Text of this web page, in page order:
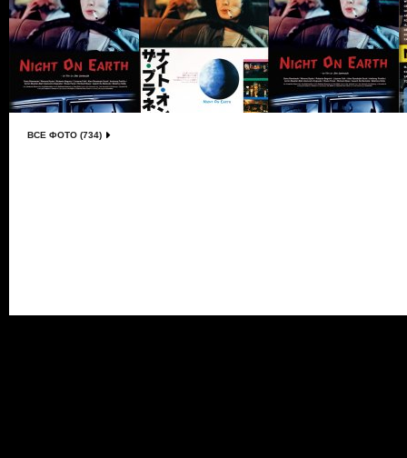
ВСЕ ФОТО (734)